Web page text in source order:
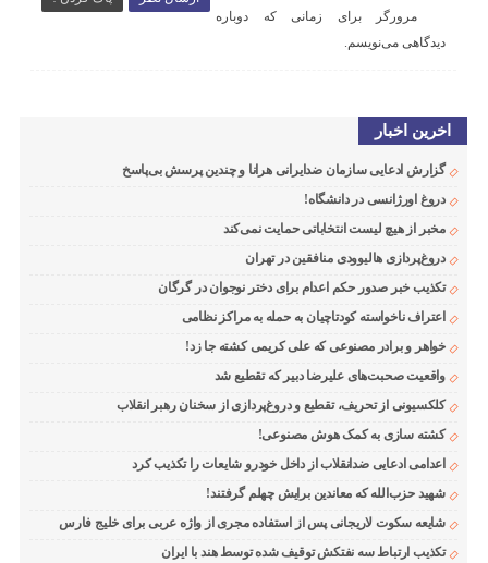
مرورگر برای زمانی که دوباره
دیدگاهی می‌نویسم.
اخرین اخبار
گزارش ادعایی سازمان ضدایرانی هرانا و چندین پرسش بی‌پاسخ
دروغ اورژانسی در دانشگاه!
مخبر از هیچ لیست انتخاباتی حمایت نمی‌کند
دروغ‌پردازی هالیوودی منافقین در تهران
تکذیب خبر صدور حکم اعدام برای دختر نوجوان در گرگان
اعتراف ناخواسته کودتاچیان به حمله به مراکز نظامی
خواهر و برادر مصنوعی که علی کریمی کشته جا زد!
واقعیت صحبت‌های علیرضا دبیر که تقطیع شد
کلکسیونی از تحریف، تقطیع و دروغ‌پردازی از سخنان رهبر انقلاب
کشته سازی به کمک هوش مصنوعی!
اعدامی ادعایی ضدانقلاب از داخل خودرو شایعات را تکذیب کرد
شهید حزب‌الله که معاندین برایش چهلم گرفتند!
شایعه سکوت لاریجانی پس از استفاده مجری از واژه عربی برای خلیج فارس
تکذیب ارتباط سه نفتکش توقیف شده توسط هند با ایران